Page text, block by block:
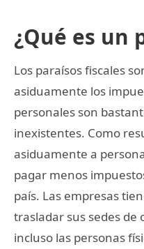
¿Qué es un
Los paraísos fiscales
asiduamente los
personales son
inexistentes. Como
asiduamente a
pagar menos
país. Las empresas
trasladar sus sedes de
incluso las personas